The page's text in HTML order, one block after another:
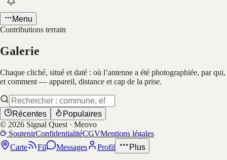
Menu
Contributions terrain
Galerie
Chaque cliché, situé et daté : où l’antenne a été photographiée, par qui,
et comment — appareil, distance et cap de la prise.
Récentes
Populaires
© 2026 Signal Quest · Meovo
SoutenirConfidentialitéCGVMentions légales
Carte
Fil Messages Profil Plus